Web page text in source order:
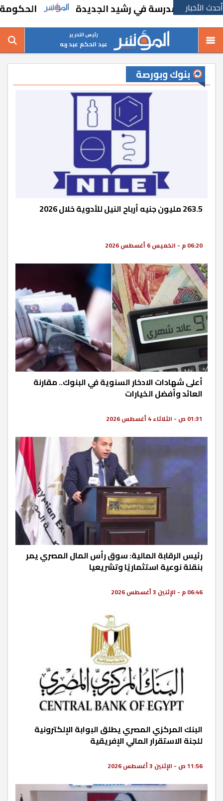
أحدث الأخبار
مدرسة في رشيد الجديدة الحكومة تقر
رئيس التحرير
عبد الحكم عبد ربه
بنوك وبورصة
263.5 مليون جنيه أرباح النيل للأدوية خلال 2026
06:20 م - الخميس 6 أغسطس 2026
أعلى شهادات الادخار السنوية في البنوك.. مقارنة
العائد وأفضل الخيارات
01:31 ص - الثلاثاء 4 أغسطس 2026
رئيس الرقابة المالية: سوق رأس المال المصري يمر
بنقلة نوعية استثماريًا وتشريعيا
06:46 م - الإثنين 3 أغسطس 2026
البنك المركزي المصري يطلق البوابة الإلكترونية
للجنة الاستقرار المالي الإفريقية
11:56 ص - الإثنين 3 أغسطس 2026